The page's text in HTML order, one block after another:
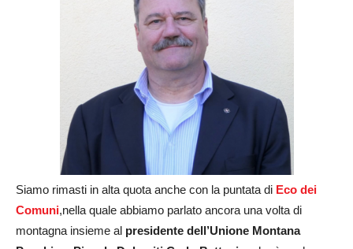
Siamo rimasti in alta quota anche con la puntata di Eco dei
Comuni,nella quale abbiamo parlato ancora una volta di
montagna insieme al presidente dell’Unione Montana